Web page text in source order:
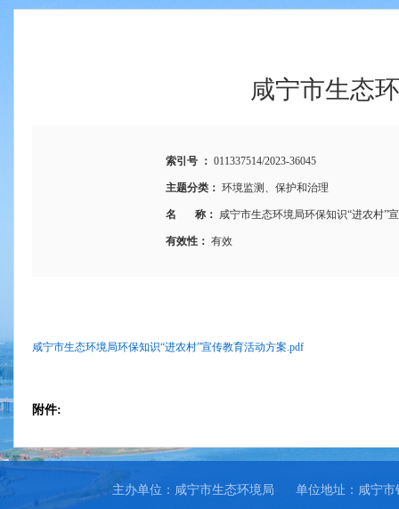
咸宁市生态
索引号 ： 011337514/2023-36045
主题分类： 环境监测、保护和治理
名 称： 咸宁市生态环境局环保知识“进农村”
有效性： 有效
咸宁市生态环境局环保知识“进农村”宣传教育活动方案.pdf
附件:
主办单位：咸宁市生态环境局 单位地址：咸宁市